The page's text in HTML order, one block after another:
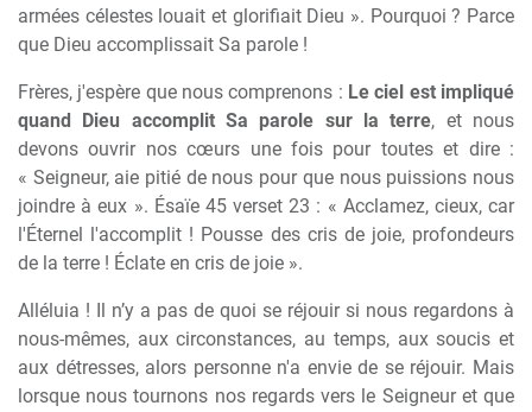
armées célestes louait et glorifiait Dieu ». Pourquoi ? Parce
que Dieu accomplissait Sa parole !
Frères, j'espère que nous comprenons : Le ciel est impliqué
quand Dieu accomplit Sa parole sur la terre, et nous
devons ouvrir nos cœurs une fois pour toutes et dire :
« Seigneur, aie pitié de nous pour que nous puissions nous
joindre à eux ». Ésaïe 45 verset 23 : « Acclamez, cieux, car
l'Éternel l'accomplit ! Pousse des cris de joie, profondeurs
de la terre ! Éclate en cris de joie ».
Alléluia ! Il n’y a pas de quoi se réjouir si nous regardons à
nous-mêmes, aux circonstances, au temps, aux soucis et
aux détresses, alors personne n'a envie de se réjouir. Mais
lorsque nous tournons nos regards vers le Seigneur et que